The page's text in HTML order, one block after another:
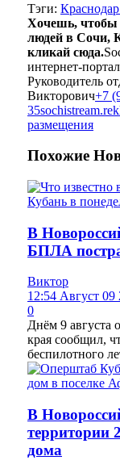
Тэги:
Хочешь, чтобы
людей в Сочи,
кликай сюда.
интернет-
Руководитель
Викторович+7
35
размещения
Похожие
В
БПЛА
Виктор
12:54 Август 09
0
Днём 9 августа
края сообщил,
беспилотного
В
территории
дома